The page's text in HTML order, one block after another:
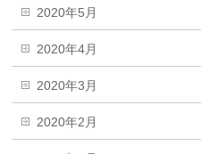
2020年5月
2020年4月
2020年3月
2020年2月